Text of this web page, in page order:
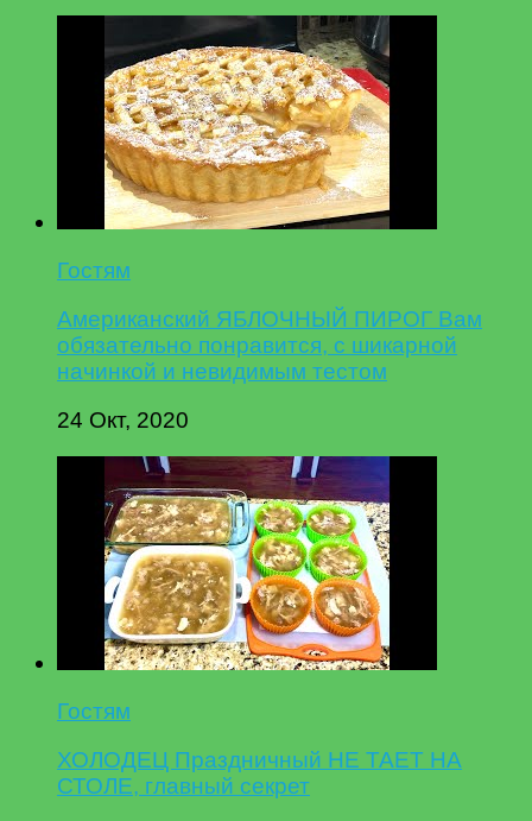
Гостям
Американский ЯБЛОЧНЫЙ ПИРОГ Вам
обязательно понравится, с шикарной
начинкой и невидимым тестом
24 Окт, 2020
Гостям
ХОЛОДЕЦ Праздничный НЕ ТАЕТ НА
СТОЛЕ, главный секрет